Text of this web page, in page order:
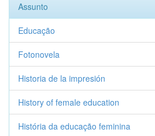
Assunto
Educação
Fotonovela
Historia de la impresión
History of female education
História da educação feminina